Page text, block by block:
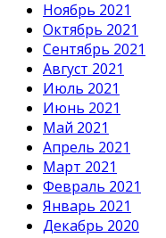
Ноябрь 2021
Октябрь 2021
Сентябрь 2021
Август 2021
Июль 2021
Июнь 2021
Май 2021
Апрель 2021
Март 2021
Февраль 2021
Январь 2021
Декабрь 2020